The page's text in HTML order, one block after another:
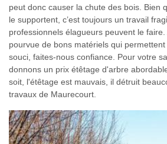
peut donc causer la chute des bois. Bien
le supportent, c’est toujours un travail
professionnels élagueurs peuvent le
pourvue de bons matériels qui
souci, faites-nous confiance. Pour votre
donnons un prix étêtage d'arbre
soit, l'étêtage est mauvais, il détruit
travaux de Maurecourt.